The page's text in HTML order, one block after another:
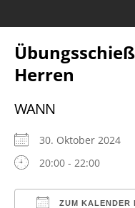
Herren
WANN
30. Oktober 2024
20:00 - 22:00
ZUM KALENDER